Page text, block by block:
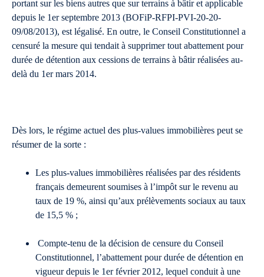
portant sur les biens autres que sur terrains à bâtir et applicable
depuis le 1er septembre 2013 (BOFiP-RFPI-PVI-20-20-
09/08/2013), est légalisé. En outre, le Conseil Constitutionnel a
censuré la mesure qui tendait à supprimer tout abattement pour
durée de détention aux cessions de terrains à bâtir réalisées au-
delà du 1er mars 2014.
Dès lors, le régime actuel des plus-values immobilières peut se
résumer de la sorte :
Les plus-values immobilières réalisées par des résidents
français demeurent soumises à l’impôt sur le revenu au
taux de 19 %, ainsi qu’aux prélèvements sociaux au taux
de 15,5 % ;
Compte-tenu de la décision de censure du Conseil
Constitutionnel, l’abattement pour durée de détention en
vigueur depuis le 1er février 2012, lequel conduit à une